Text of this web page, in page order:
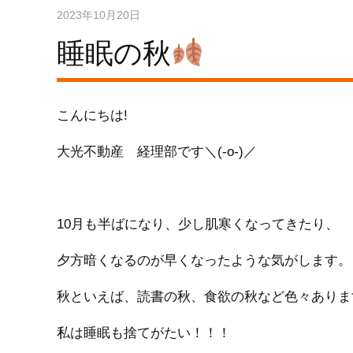
2023年10月20日
睡眠の秋
こんにちは!
大光不動産 経理部です＼(-o-)／
10月も半ばになり、少し肌寒くなってきたり、
夕方暗くなるのが早くなったような気がします。
秋といえば、読書の秋、食欲の秋など色々あり
私は睡眠も捨てがたい！！！